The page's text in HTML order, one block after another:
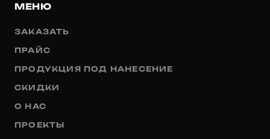
МЕНЮ
ЗАКАЗАТЬ
ПРАЙС
ПРОДУКЦИЯ ПОД НАНЕСЕНИЕ
СКИДКИ
О НАС
ПРОЕКТЫ